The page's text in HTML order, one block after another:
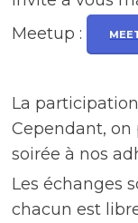
Meetup :
La
Cependant,
soirée à nos
Les échanges
chacun est